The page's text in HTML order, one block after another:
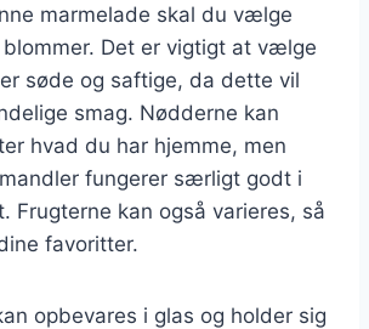
marmelade skal du vælge
Det er vigtigt at vælge
søde og saftige, da dette vil
smag. Nødderne kan
hvad du har hjemme, men
fungerer særligt godt i
Frugterne kan også varieres, så
favoritter.
opbevares i glas og holder sig